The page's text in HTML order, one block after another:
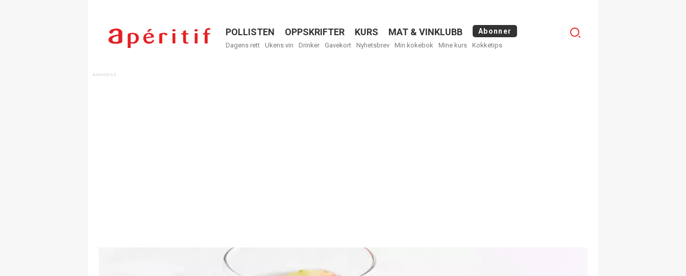
Menu
POLLISTEN OPPSKRIFTER KURS MAT & VINKLUBB Abonner
Dagens rett Ukens vin Drinker Gavekort Nyhetsbrev Min kokebok Mine kurs Kokketips
Logg